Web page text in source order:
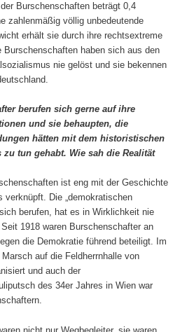
Burschenschaften beträgt 0,4
zahlenmäßig völlig unbedeutende
erhält sie durch ihre rechtsextreme
Burschenschaften haben sich aus den
nie gelöst und sie bekennen
berufen sich gerne auf ihre
und sie behaupten, die
hätten mit dem historistischen
tun gehabt. Wie sah die Realität
ist eng mit der Geschichte
verknüpft. Die „demokratischen
berufen, hat es in Wirklichkeit nie
1918 waren Burschenschafter an
die Demokratie führend beteiligt. Im
auf die Feldherrnhalle von
und auch der
des 34er Jahres in Wien war